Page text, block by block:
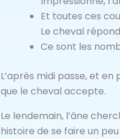
Et toutes ces
Le cheval
Ce sont les
L’après midi passe, et
que le cheval accepte.
Le lendemain, l’âne
histoire de se faire un